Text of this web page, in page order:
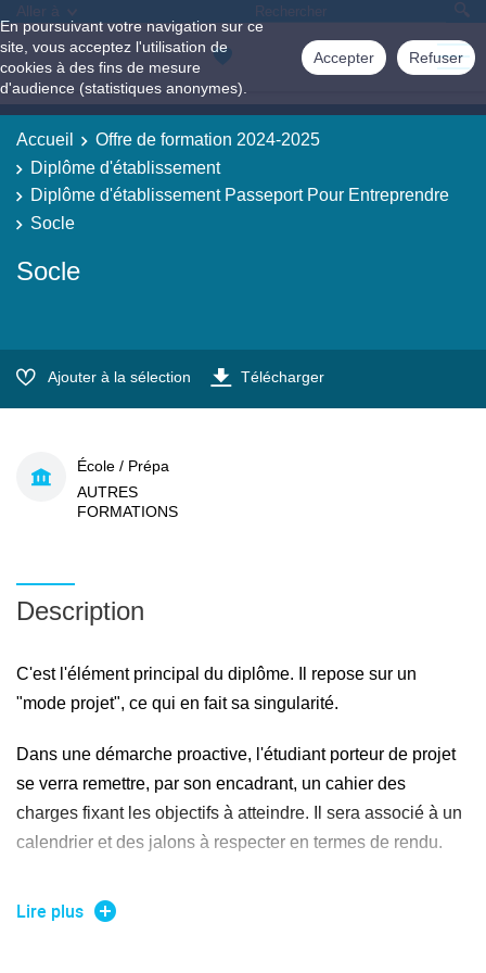
En poursuivant votre navigation sur ce
site, vous acceptez l'utilisation de
cookies à des fins de mesure
d'audience (statistiques anonymes).
Accepter Refuser
Aller à
Accueil
Offre de formation 2024-2025
Diplôme d'établissement
Diplôme d'établissement Passeport Pour Entreprendre
Socle
Socle
Ajouter à la sélection Télécharger
École / Prépa
AUTRES
FORMATIONS
Description
C'est l'élément principal du diplôme. Il repose sur un
"mode projet", ce qui en fait sa singularité.
Dans une démarche proactive, l'étudiant porteur de projet
se verra remettre, par son encadrant, un cahier des
charges fixant les objectifs à atteindre. Il sera associé à un
calendrier et des jalons à respecter en termes de rendu.
d'avancement du projet, conformément au cahier des
Lire plus